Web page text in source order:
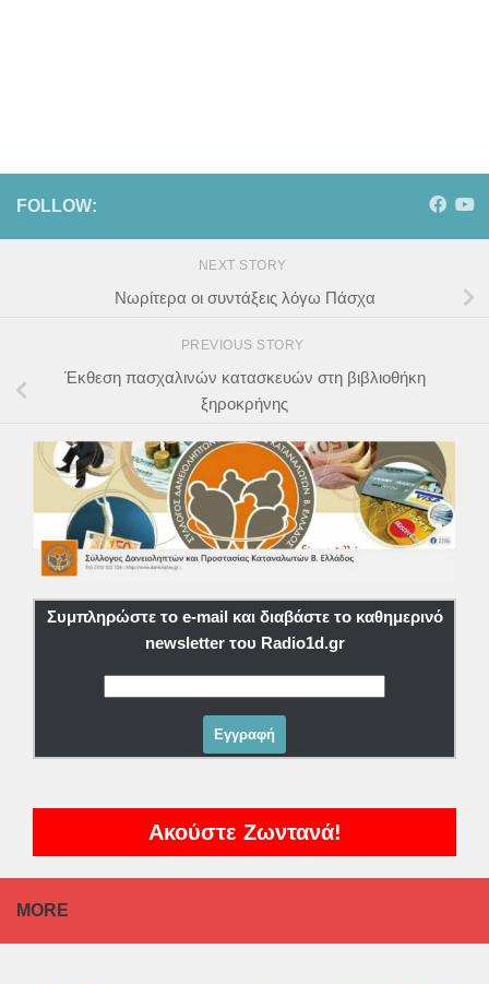
FOLLOW:
NEXT STORY
Νωρίτερα οι συντάξεις λόγω Πάσχα
PREVIOUS STORY
Έκθεση πασχαλινών κατασκευών στη βιβλιοθήκη
ξηροκρήνης
Συμπληρώστε το e-mail και διαβάστε το καθημερινό
newsletter του Radio1d.gr
Ακούστε Ζωντανά!
MORE